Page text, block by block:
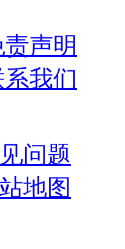
声明
我们
问题
地图